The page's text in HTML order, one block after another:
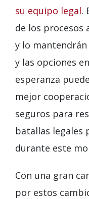
su equipo legal.
de los procesos
y lo
y las opciones
esperanza
mejor
seguros para
batallas legales
durante este
Con una gran
por estos